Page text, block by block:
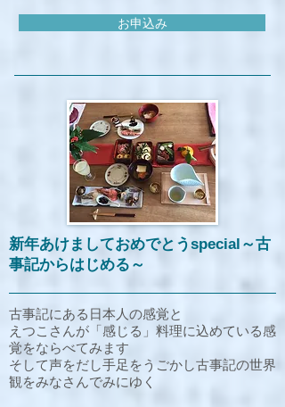
お申込み
新年あけましておめでとうspecial～古
事記からはじめる～
古事記にある日本人の感覚と
えつこさんが「感じる」料理に込めている感
覚をならべてみます
そして声をだし手足をうごかし古事記の世界
観をみなさんでみにゆく